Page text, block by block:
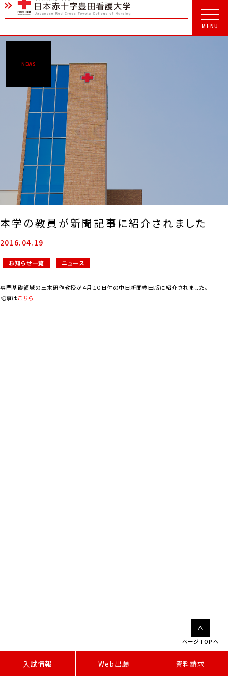
入試情報 Web出願 資料請求
NEWS
本学の教員が新聞記事に紹介されました
2016.04.19
お知らせ一覧 ニュース
専門基礎領域の三木研作教授が４月１０日付の中日新聞豊田版に紹介されました。
記事はこちら
ページTOPへ